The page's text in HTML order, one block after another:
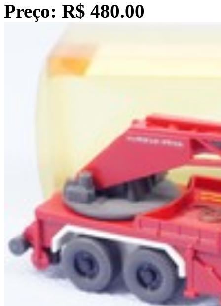
Preço: R$ 480.00